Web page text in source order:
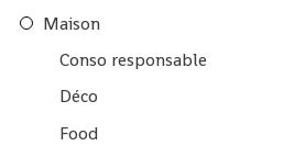
Maison
Conso responsable
Déco
Food